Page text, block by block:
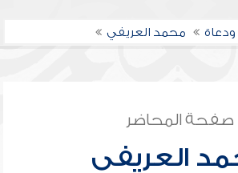
ودعاة محمد العريفي
صفحة المحاضر
العريفي